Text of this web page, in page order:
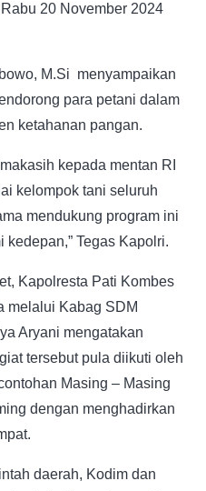
20 November 2024
M.Si menyampaikan
para petani dalam
ketahanan pangan.
kepada mentan RI
kelompok tani seluruh
mendukung program ini
Tegas Kapolri.
Kapolresta Pati Kombes
melalui Kabag SDM
Aryani mengatakan
tersebut pula diikuti oleh
Masing – Masing
dengan menghadirkan
daerah, Kodim dan